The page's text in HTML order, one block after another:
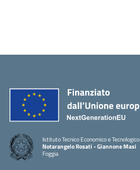
Istituto Tecnico Economico e Tecnologico
Notarangelo Rosati - Giannone Masi
Foggia